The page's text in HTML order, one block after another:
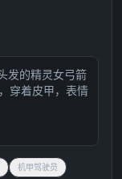
机甲驾驶员